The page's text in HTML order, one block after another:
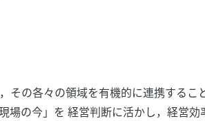
の各々の領域を有機的に連携するこ
の今」を 経営判断に活かし，経営